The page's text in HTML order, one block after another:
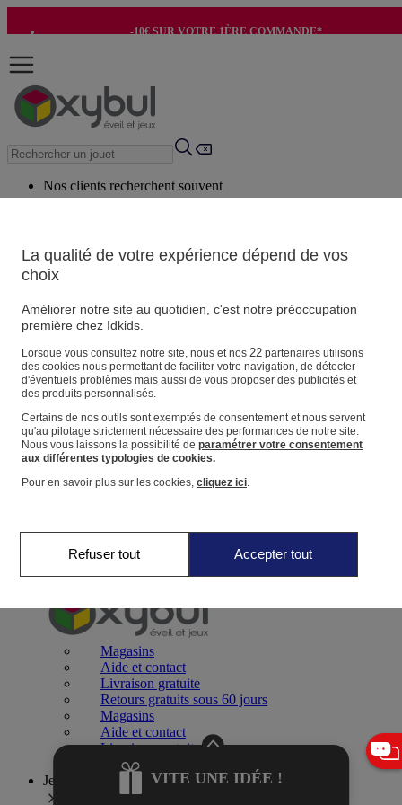
-10€ SUR VOTRE 1ÈRE COMMANDE*
Nos clients recherchent souvent
Conseils suggérés
Produits suggérés
Vos informations personnelles
Suivre une commande
Magasin
Panier
Favoris
Jeux 0-2 ans
Magasins
Aide et contact
Livraison gratuite
Retours gratuits sous 60 jours
Magasins
Aide et contact
Livraison gratuite
Retours gratuits sous 60 jours
Jeux 2-4 ans
VITE UNE IDÉE !
La qualité de votre expérience dépend de vos
choix
Améliorer notre site au quotidien, c'est notre préoccupation
première chez Idkids.
Lorsque vous consultez notre site, nous et nos 22partenaires utilisons
des cookies nous permettant de faciliter votre navigation, de détecter
d'éventuels problèmes mais aussi de vous proposer des publicités et
des produits personnalisés.
Certains de nos outils sont exemptés de consentement et nous servent
qu'au pilotage strictement nécessaire des performances de notre site.
Nous vous laissons la possibilité de paramétrer votre consentement
aux différentes typologies de cookies.
Pour en savoir plus sur les cookies, cliquez ici.
Refuser tout Accepter tout